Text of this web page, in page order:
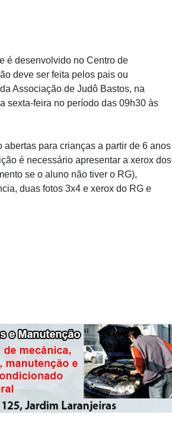
é desenvolvido no Centro de
deve ser feita pelos pais ou
Associação de Judô Bastos, na
sexta-feira no período das 09h30 às
para crianças a partir de 6 anos
é necessário apresentar a xerox dos
se o aluno não tiver o RG),
duas fotos 3x4 e xerox do RG e